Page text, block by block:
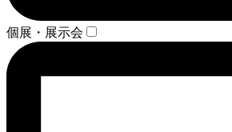
個展・展示会